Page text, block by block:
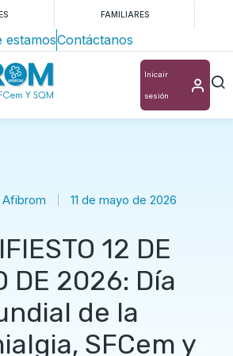
FAMILIARES
estamosContáctanos
Inicair
sesión
11 de mayo de 2026
12 DE
DE 2026: Día
de la
SFCem y